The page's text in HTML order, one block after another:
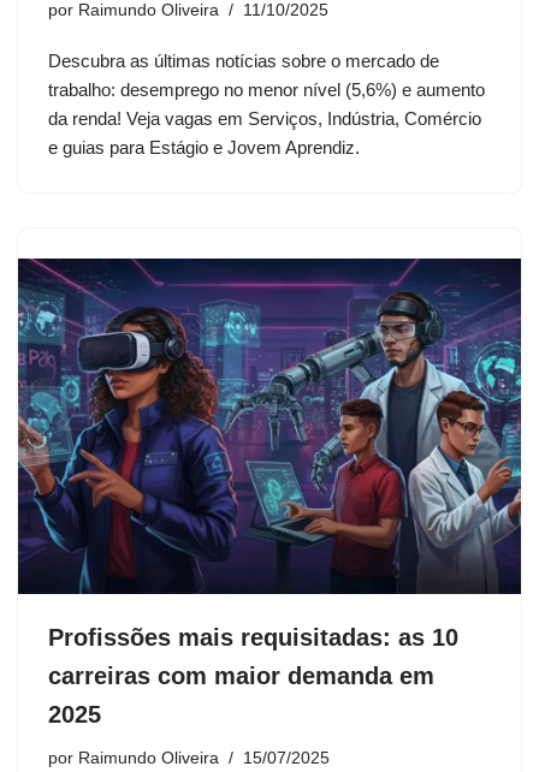
por Raimundo Oliveira 11/10/2025
Descubra as últimas notícias sobre o mercado de
trabalho: desemprego no menor nível (5,6%) e aumento
da renda! Veja vagas em Serviços, Indústria, Comércio
e guias para Estágio e Jovem Aprendiz.
Profissões mais requisitadas: as 10
carreiras com maior demanda em
2025
por Raimundo Oliveira 15/07/2025